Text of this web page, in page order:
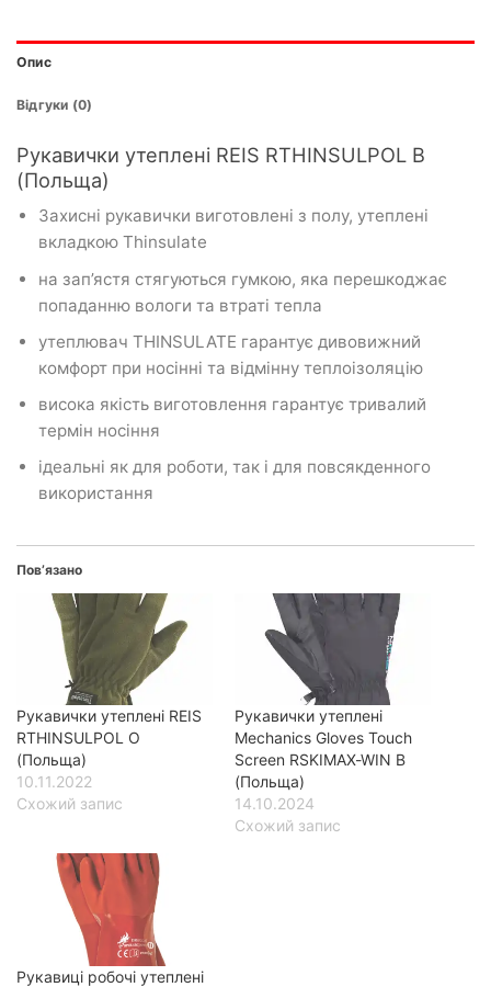
Опис
Відгуки (0)
Рукавички утеплені REIS RTHINSULPOL B
(Польща)
Захисні рукавички виготовлені з полу, утеплені
вкладкою Thinsulate
на зап’ястя стягуються гумкою, яка перешкоджає
попаданню вологи та втраті тепла
утеплювач THINSULATE гарантує дивовижний
комфорт при носінні та відмінну теплоізоляцію
висока якість виготовлення гарантує тривалий
термін носіння
ідеальні як для роботи, так і для повсякденного
використання
Пов’язано
Рукавички утеплені REIS
RTHINSULPOL O
(Польща)
10.11.2022
Схожий запис
Рукавички утеплені
Mechanics Gloves Touch
Screen RSKIMAX-WIN B
(Польща)
14.10.2024
Схожий запис
Рукавиці робочі утеплені